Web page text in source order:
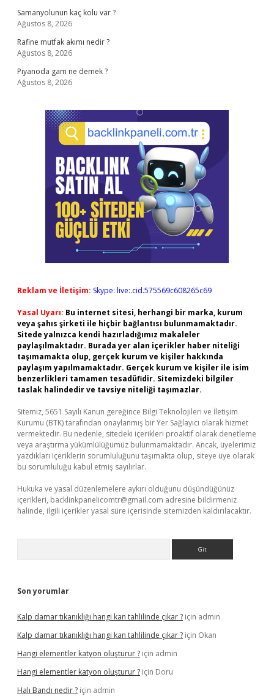
Samanyolunun kaç kolu var ?
Ağustos 8, 2026
Rafine mutfak akımı nedir ?
Ağustos 8, 2026
Piyanoda gam ne demek ?
Ağustos 8, 2026
Reklam ve İletişim: Skype: live:.cid.575569c608265c69
Yasal Uyarı: Bu internet sitesi, herhangi bir marka, kurum
veya şahıs şirketi ile hiçbir bağlantısı bulunmamaktadır.
Sitede yalnızca kendi hazırladığımız makaleler
paylaşılmaktadır. Burada yer alan içerikler haber niteliği
taşımamakta olup, gerçek kurum ve kişiler hakkında
paylaşım yapılmamaktadır. Gerçek kurum ve kişiler ile isim
benzerlikleri tamamen tesadüfidir. Sitemizdeki bilgiler
taslak halindedir ve tavsiye niteliği taşımazlar.
Sitemiz, 5651 Sayılı Kanun gereğince Bilgi Teknolojileri ve İletişim
Kurumu (BTK) tarafından onaylanmış bir Yer Sağlayıcı olarak hizmet
vermektedir. Bu nedenle, sitedeki içerikleri proaktif olarak denetleme
veya araştırma yükümlülüğümüz bulunmamaktadır. Ancak, üyelerimiz
yazdıkları içeriklerin sorumluluğunu taşımakta olup, siteye üye olarak
bu sorumluluğu kabul etmiş sayılırlar.
Hukuka ve yasal düzenlemelere aykırı olduğunu düşündüğünüz
içerikleri, backlinkpanelicomtr@gmail.com adresine bildirmeniz
halinde, ilgili içerikler yasal süre içerisinde sitemizden kaldırılacaktır.
Son yorumlar
Kalp damar tıkanıklığı hangi kan tahlilinde çıkar ? için admin
Kalp damar tıkanıklığı hangi kan tahlilinde çıkar ? için Okan
Hangi elementler katyon oluşturur ? için admin
Hangi elementler katyon oluşturur ? için Doru
Halı Bandı nedir ? için admin